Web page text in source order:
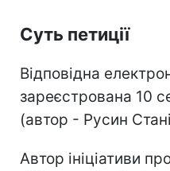
Суть петиції
Відповідна
зареєстрована 10
(автор - Русин
Автор ініціативи